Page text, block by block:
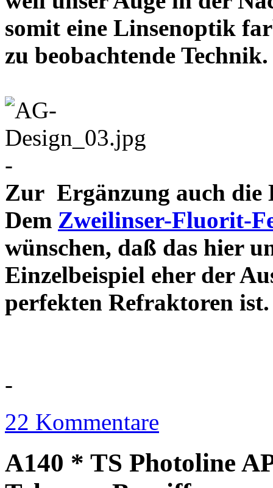
somit eine Linsenoptik
zu beobachtende
-
Zur Ergänzung auch die
Dem Zweilinser-Fluorit-
wünschen, daß das hier
Einzelbeispiel eher der
perfekten
-
22 Kommentare
A140 * TS Photoline